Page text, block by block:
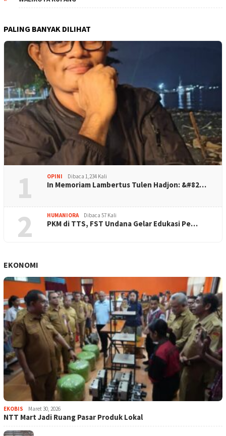
PALING BANYAK DILIHAT
1 OPINI Dibaca 1,234 Kali
In Memoriam Lambertus Tulen Hadjon: &#82…
2 HUMANIORA Dibaca 57 Kali
PKM di TTS, FST Undana Gelar Edukasi Pe…
EKONOMI
EKOBIS Maret 30, 2026
NTT Mart Jadi Ruang Pasar Produk Lokal